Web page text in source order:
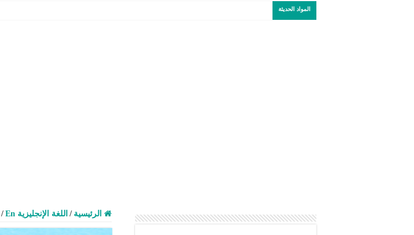
المواد الحديثة
الرئيسية / اللغة الإنجليزية En /